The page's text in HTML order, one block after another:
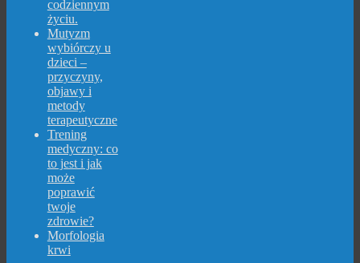
codziennym
życiu.
Mutyzm
wybiórczy u
dzieci –
przyczyny,
objawy i
metody
terapeutyczne
Trening
medyczny: co
to jest i jak
może
poprawić
twoje
zdrowie?
Morfologia
krwi